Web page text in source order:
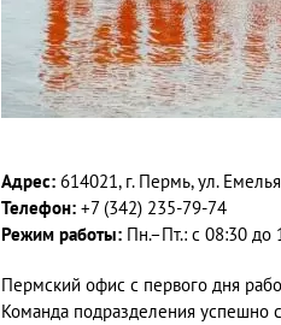
Адрес: 614021, г. Пермь, ул.
Телефон: +7 (342) 235-79-74
Режим работы: Пн.–Пт.: с 08:30 до
Пермский офис с первого дня
Команда подразделения успешно